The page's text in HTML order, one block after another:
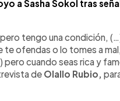
a Sasha Sokol tras
tengo una condición,
ofendas o lo tomes a
pero cuando seas rica y
de Olallo Rubio,